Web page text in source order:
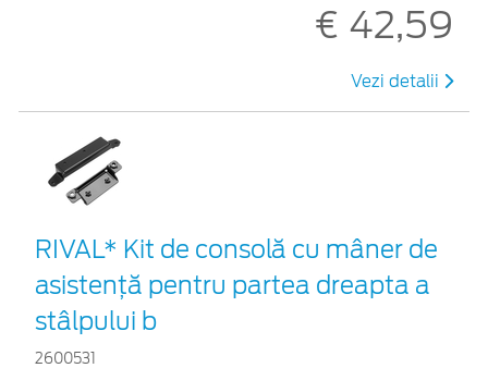
€ 42,59
Vezi detalii
RIVAL* Kit de consolă cu mâner de
asistență pentru partea dreapta a
stâlpului b
2600531